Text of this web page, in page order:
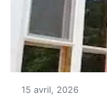
15 avril, 2026